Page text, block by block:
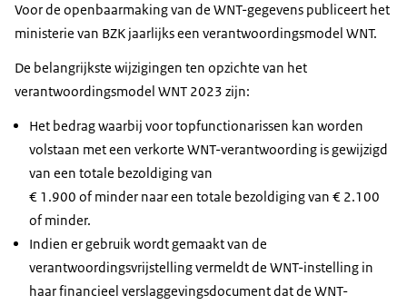
Voor de openbaarmaking van de WNT-gegevens publiceert het
ministerie van BZK jaarlijks een verantwoordingsmodel WNT.
De belangrijkste wijzigingen ten opzichte van het
verantwoordingsmodel WNT 2023 zijn:
Het bedrag waarbij voor topfunctionarissen kan worden
volstaan met een verkorte WNT-verantwoording is gewijzigd
van een totale bezoldiging van
€ 1.900 of minder naar een totale bezoldiging van € 2.100
of minder.
Indien er gebruik wordt gemaakt van de
verantwoordingsvrijstelling vermeldt de WNT-instelling in
haar financieel verslaggevingsdocument dat de WNT-